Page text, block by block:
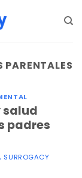
PARENTALES
salud
padres
SURROGACY